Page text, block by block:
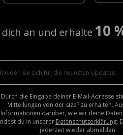
dich an und erhalte 10
Durch die Eingabe deiner E-Mail-Adresse
Mitteilungen von der size? zu erhalten.
Informationen darüber, wie wir deine
du in unserer Datenschutzerklärung.
jederzeit wieder abmelden.